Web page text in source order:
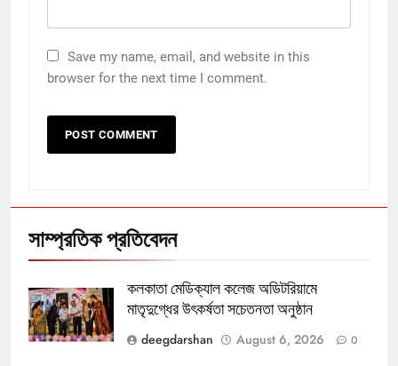
Save my name, email, and website in this
browser for the next time I comment.
সাম্প্রতিক প্রতিবেদন
কলকাতা মেডিক্যাল কলেজ অডিটরিয়ামে
মাতৃদুগ্ধের উৎকর্ষতা সচেতনতা অনুষ্ঠান
deegdarshan
August 6, 2026 0